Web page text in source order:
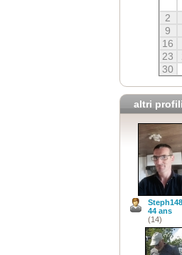
2
9
16
23
30
altri
44 ans
(14)